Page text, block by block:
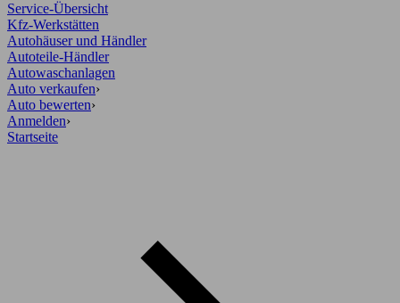
Service-Übersicht
Kfz-Werkstätten
Autohäuser und Händler
Autoteile-Händler
Autowaschanlagen
Auto verkaufen›
Auto bewerten›
Anmelden›
Startseite